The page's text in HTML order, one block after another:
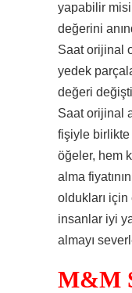
yapabilir
değerini
Saat orijinal
yedek
değeri
Saat orijinal
fişiyle birlikte
öğeler, hem
alma
oldukları için
insanlar iyi
almayı
M&M